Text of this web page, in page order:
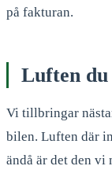
på fakturan.
Luften du
Vi tillbringar
bilen. Luften där
ändå är det den vi